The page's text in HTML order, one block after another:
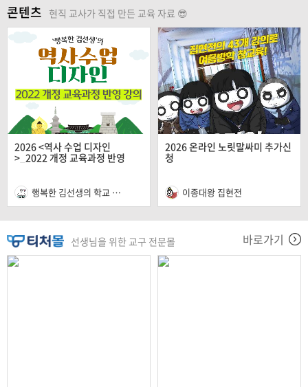
콘텐츠 현직 교사가 직접 만든 교육 자료 😎
2026 <역사 수업 디자인
>_2022 개정 교육과정 반영
행복한 김선생의 학교 톡톡
2026 온라인 노릿말싸미 추가신
청
이종대왕 집현전
선생님을 위한 교구 전문몰 바로가기